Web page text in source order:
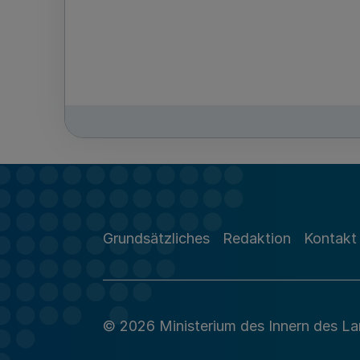
Grundsätzliches Redaktion Kontakt
© 2026 Ministerium des Innern des